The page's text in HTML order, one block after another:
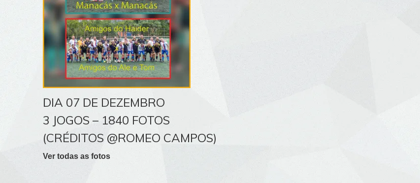
DIA 07 DE DEZEMBRO
3 JOGOS – 1840 FOTOS
(CRÉDITOS @ROMEO CAMPOS)
Ver todas as fotos